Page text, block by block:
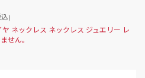
)
ヤ ネックレス ネックレス ジュエリー レ
せん。